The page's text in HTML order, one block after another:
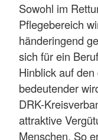
Sowohl im
Pflegebereich
händeringend
sich für ein
Hinblick auf
bedeutender
DRK-
attraktive
Menschen. So